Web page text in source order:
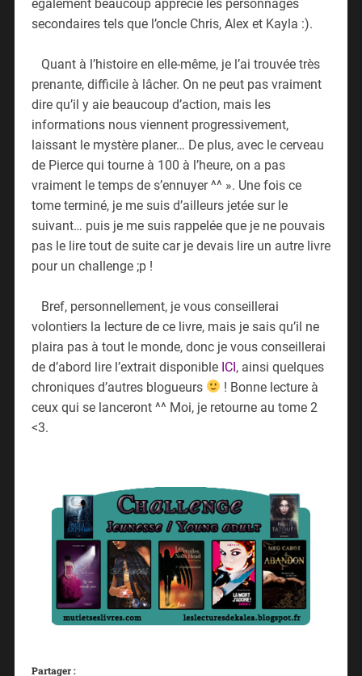
également beaucoup apprécié les personnages
secondaires tels que l’oncle Chris, Alex et Kayla :).
Quant à l’histoire en elle-même, je l’ai trouvée très
prenante, difficile à lâcher. On ne peut pas vraiment
dire qu’il y aie beaucoup d’action, mais les
informations nous viennent progressivement,
laissant le mystère planer… De plus, avec le cerveau
de Pierce qui tourne à 100 à l’heure, on a pas
vraiment le temps de s’ennuyer ^^ ». Une fois ce
tome terminé, je me suis d’ailleurs jetée sur le
suivant… puis je me suis rappelée que je ne pouvais
pas le lire tout de suite car je devais lire un autre livre
pour un challenge ;p !
Bref, personnellement, je vous conseillerai
volontiers la lecture de ce livre, mais je sais qu’il ne
plaira pas à tout le monde, donc je vous conseillerai
de d’abord lire l’extrait disponible ICI, ainsi quelques
chroniques d’autres blogueurs
! Bonne lecture à
ceux qui se lanceront ^^ Moi, je retourne au tome 2
<3.
Partager :